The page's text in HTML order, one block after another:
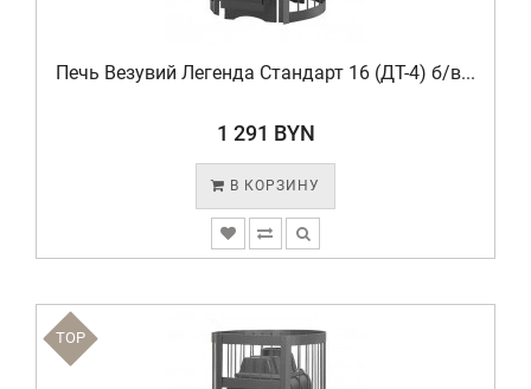
Печь Везувий Легенда Стандарт 16 (ДТ-4) б/в...
1 291 BYN
В КОРЗИНУ
TOP